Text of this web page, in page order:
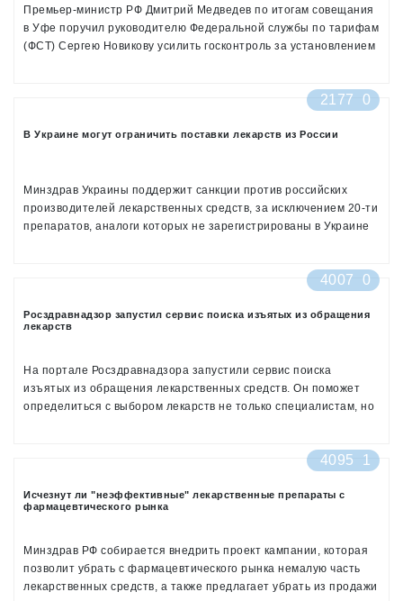
Премьер-министр РФ Дмитрий Медведев по итогам совещания
в Уфе поручил руководителю Федеральной службы по тарифам
(ФСТ) Сергею Новикову усилить госконтроль за установлением
2177 0
В Украине могут ограничить поставки лекарств из России
Минздрав Украины поддержит санкции против российских
производителей лекарственных средств, за исключением 20-ти
препаратов, аналоги которых не зарегистрированы в Украине
4007 0
Росздравнадзор запустил сервис поиска изъятых из обращения
лекарств
На портале Росздравнадзора запустили сервис поиска
изъятых из обращения лекарственных средств. Он поможет
определиться с выбором лекарств не только специалистам, но
4095 1
Исчезнут ли "неэффективные" лекарственные препараты с
фармацевтического рынка
Минздрав РФ собирается внедрить проект кампании, которая
позволит убрать с фармацевтического рынка немалую часть
лекарственных средств, а также предлагает убрать из продажи